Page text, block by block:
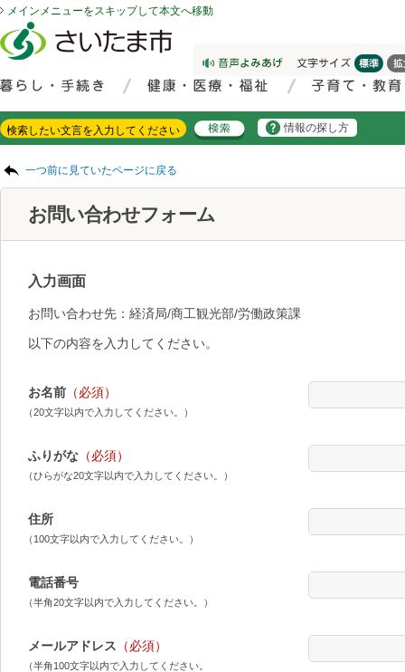
メインメニューをスキップして本文へ移動
情報の探し方
一つ前に見ていたページに戻る
お問い合わせフォーム
入力画面
お問い合わせ先：経済局/商工観光部/労働政策課
以下の内容を入力してください。
お名前 （必須）
（20文字以内で入力してください。）
ふりがな （必須）
（ひらがな20文字以内で入力してください。）
住所
（100文字以内で入力してください。）
電話番号
（半角20文字以内で入力してください。）
メールアドレス （必須）
（半角100文字以内で入力してください。